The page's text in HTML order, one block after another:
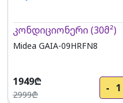
კონდიციონერი (30მ²)
Midea GAIA-09HRFN8
1949₾
2999₾
- 1